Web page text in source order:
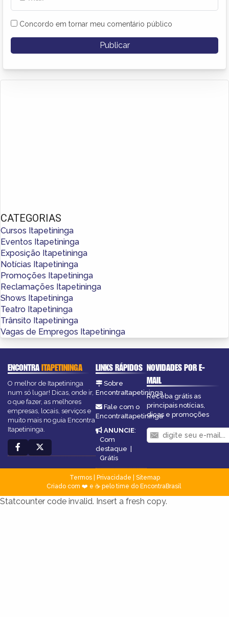
Concordo em tornar meu comentário público
CATEGORIAS
Cursos Itapetininga
Eventos Itapetininga
Exposição Itapetininga
Notícias Itapetininga
Promoções Itapetininga
Reclamações Itapetininga
Shows Itapetininga
Teatro Itapetininga
Trânsito Itapetininga
Vagas de Empregos Itapetininga
ENCONTRAITAPETININGA
O melhor de Itapetininga
num só lugar! Dicas, onde ir,
o que fazer, as melhores
empresas, locais, serviços e
muito mais no guia Encontra
Itapetininga.
LINKS RÁPIDOS
Sobre
EncontraItapetininga
Fale com o
EncontraItapetininga
ANUNCIE:
Com
destaque
Grátis
NOVIDADES POR E-
MAIL
Receba grátis as
principais notícias,
dicas e promoções
Termos| Privacidade
Sitemap
Criado com ❤️ e ☕ pelo time do EncontraBrasil
Statcounter code invalid. Insert a fresh copy.